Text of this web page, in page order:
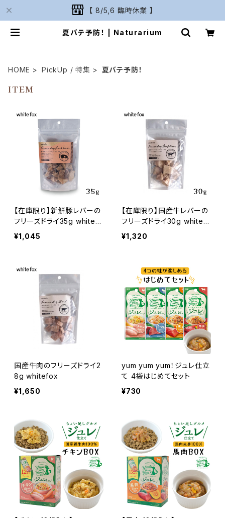
【 8/5,6 臨時休業 】
夏バテ予防！ | Naturarium
HOME PickUp / 特集 夏バテ予防！
ITEM
【在庫限り】新鮮豚レバーの
フリーズドライ35g whitefo
x
¥1,045
【在庫限り】国産牛レバーの
フリーズドライ30g whitef
ox
¥1,320
国産牛肉のフリーズドライ2
8g whitefox
¥1,650
yum yum yum！ジュレ仕立
て 4袋はじめてセット
¥730